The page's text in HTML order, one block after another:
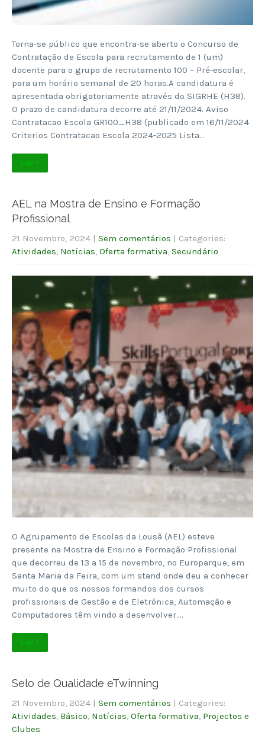
Torna-se público que encontra-se aberto o Concurso de
Contratação de Escola para recrutamento de 1 (um)
docente para o grupo de recrutamento 100 – Pré-escolar,
para um horário semanal de 20 horas.A candidatura é
apresentada obrigatoriamente através do SIGRHE (H38).
O prazo de candidatura decorre até 21/11/2024. Aviso
Contratacao Escola GR100_H38 (publicado em 16/11/2024
Criterios Contratacao Escola 2024-2025 Lista…
Ler +
AEL na Mostra de Ensino e Formação
Profissional
21 Novembro, 2024 | Sem comentários | Categories:
Atividades Notícias Oferta formativa Secundário
O Agrupamento de Escolas da Lousã (AEL) esteve
presente na Mostra de Ensino e Formação Profissional
que decorreu de 13 a 15 de novembro, no Europarque, em
Santa Maria da Feira, com um stand onde deu a conhecer
muito do que os nossos formandos dos cursos
profissionais de Gestão e de Eletrónica, Automação e
Computadores têm vindo a desenvolver….
Ler +
Selo de Qualidade eTwinning
21 Novembro, 2024 | Sem comentários | Categories:
Atividades Básico Notícias Oferta formativa Projectos e
Clubes